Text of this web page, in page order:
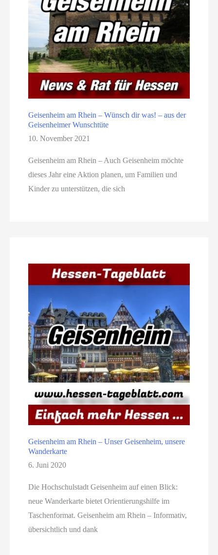
Geisenheim am Rhein – Wünsch dir was! – aus der
Geisenheimer Wunschtüte
10. November 2021
Geisenheim am Rhein – Auch Geisenheim möchte
dieses Jahr eine Aktion planen, um Familien und
Kinder zu unterstützen, die sich
Geisenheim am Rhein – Unser Geisenheim, unsere
Wanderkarte
6. Juni 2020
Die Hochschulstadt Geisenheim auf einen Blick:
neue Wanderkarte bietet Orientierungshilfe im
Taschenformat. Geisenheim am Rhein – Informativ,
übersichtlich und dank